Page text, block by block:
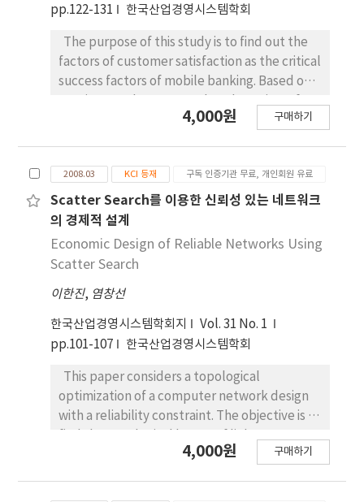
pp.122-131 한국산업경영시스템학회
The purpose of this study is to find out the
factors of customer satisfaction as the critical
success factors of mobile banking. Based on
the literature of customer satisfaction, nine
4,000원 구매하기
2008.03 KCI 등재 구독 인증기관 무료, 개인회원 유료
Scatter Search를 이용한 신뢰성 있는 네트워크
의 경제적 설계
Economic Design of Reliable Networks Using
Scatter Search
이한진, 염창선
한국산업경영시스템학회지
Vol. 31 No. 1
pp.101-107
한국산업경영시스템학회
This paper considers a topological
optimization of a computer network design
with a reliability constraint. The objective is to
minimal cost, under the constraint that the
4,000원 구매하기